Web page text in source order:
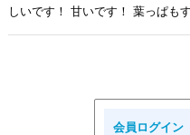
しいです！ 甘いです！ 葉っぱも
会員ログイン